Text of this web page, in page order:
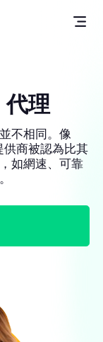
理
不相同。像
商被認為比其
如網速、可靠